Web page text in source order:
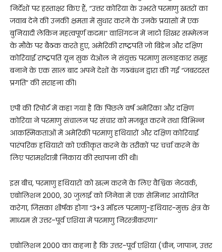
निर्देशों पर हस्ताक्षर किए हैं, “उत्तर कोरिया के उभरते परमाणु खतरों का
जवाब देने की उनकी क्षमता में सुधार करने के उनके प्रयासों में एक
बुनियादी लेकिन महत्वपूर्ण कदम।” वाशिंगटन में नाटो शिखर सम्मेलन
के मौके पर बैठक करते हुए, अमेरिकी राष्ट्रपति जो बिडेन और दक्षिण
कोरियाई राष्ट्रपति यून सुक येओल ने संयुक्त परमाणु सलाहकार समूह
बनाने के एक साल बाद अपने देशों के गठबंधन द्वारा की गई “जबरदस्त
प्रगति” की सराहना की।
एपी की रिपोर्ट में कहा गया है कि पिछले वर्ष अमेरिका और दक्षिण
कोरिया ने परमाणु संचालन पर संचार को मजबूत करने तथा विभिन्न
आकस्मिकताओं में अमेरिकी परमाणु हथियारों और दक्षिण कोरियाई
पारंपरिक हथियारों को एकीकृत करने के तरीकों पर चर्चा करने के
लिए परामर्शदात्री निकाय की स्थापना की थी।
इस बीच, परमाणु हथियारों को खत्म करने के लिए वैश्विक नेटवर्क,
एबोलिशन 2000, 30 जुलाई को जिनेवा में एक सेमिनार आयोजित
करेगा, जिसका शीर्षक होगा “3+3 मॉडल परमाणु-हथियार-मुक्त क्षेत्र के
माध्यम से उत्तर-पूर्व एशिया में परमाणु निरस्त्रीकरण।”
एबोलिशन 2000 का कहना है कि उत्तर-पूर्व एशिया (चीन, जापान, उत्तर